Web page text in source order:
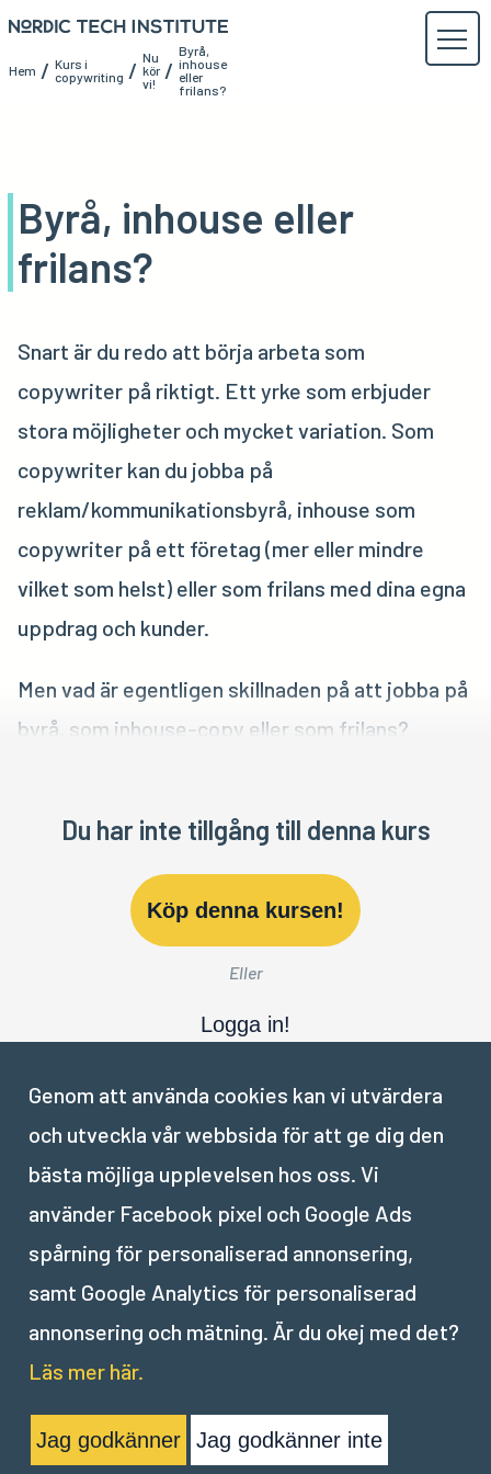
Hem / Kurs i
copywriting / Nu
kör
vi!
/
Byrå,
inhouse
eller
frilans?
Byrå, inhouse eller
frilans?
Snart är du redo att börja arbeta som
copywriter på riktigt. Ett yrke som erbjuder
stora möjligheter och mycket variation. Som
copywriter kan du jobba på
reklam/kommunikationsbyrå, inhouse som
copywriter på ett företag (mer eller mindre
vilket som helst) eller som frilans med dina egna
uppdrag och kunder.
Men vad är egentligen skillnaden på att jobba på
byrå, som inhouse-copy eller som frilans?
Du har inte tillgång till denna kurs
Köp denna kursen!
Eller
Logga in!
Delen är klar. Tillbaka till översikten.
Genom att använda cookies kan vi utvärdera
och utveckla vår webbsida för att ge dig den
bästa möjliga upplevelsen hos oss. Vi
använder Facebook pixel och Google Ads
spårning för personaliserad annonsering,
samt Google Analytics för personaliserad
annonsering och mätning. Är du okej med det?
Läs mer här.
Jag godkänner Jag godkänner inte